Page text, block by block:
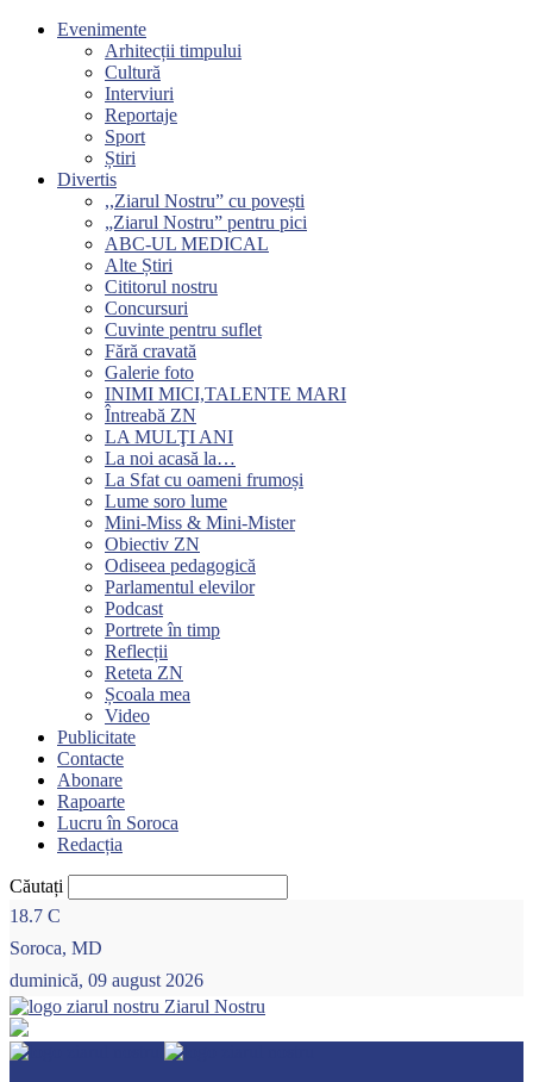
Evenimente
Arhitecții timpului
Cultură
Interviuri
Reportaje
Sport
Știri
Divertis
,,Ziarul Nostru” cu povești
„Ziarul Nostru” pentru pici
ABC-UL MEDICAL
Alte Știri
Cititorul nostru
Concursuri
Cuvinte pentru suflet
Fără cravată
Galerie foto
INIMI MICI,TALENTE MARI
Întreabă ZN
LA MULŢI ANI
La noi acasă la…
La Sfat cu oameni frumoși
Lume soro lume
Mini-Miss & Mini-Mister
Obiectiv ZN
Odiseea pedagogică
Parlamentul elevilor
Podcast
Portrete în timp
Reflecții
Reteta ZN
Școala mea
Video
Publicitate
Contacte
Abonare
Rapoarte
Lucru în Soroca
Redacția
Căutați
18.7 C
Soroca, MD
duminică, 09 august 2026
Ziarul Nostru